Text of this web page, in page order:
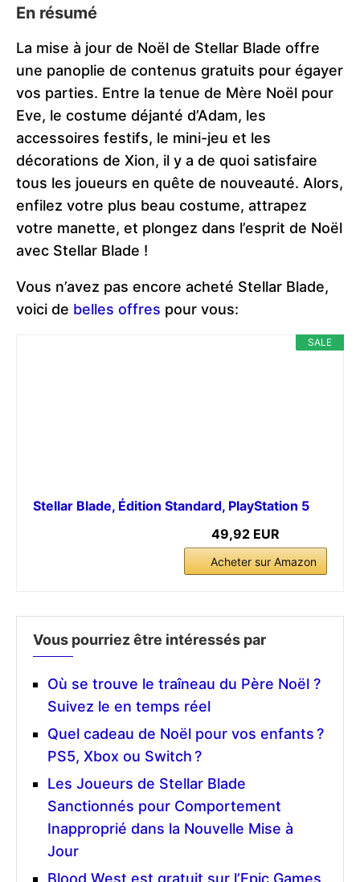
En résumé
La mise à jour de Noël de Stellar Blade offre
une panoplie de contenus gratuits pour égayer
vos parties. Entre la tenue de Mère Noël pour
Eve, le costume déjanté d’Adam, les
accessoires festifs, le mini-jeu et les
décorations de Xion, il y a de quoi satisfaire
tous les joueurs en quête de nouveauté. Alors,
enfilez votre plus beau costume, attrapez
votre manette, et plongez dans l’esprit de Noël
avec Stellar Blade !
Vous n’avez pas encore acheté Stellar Blade,
voici de belles offres pour vous:
SALE
Stellar Blade, Édition Standard, PlayStation 5
49,92 EUR
Acheter sur Amazon
Vous pourriez être intéressés par
Où se trouve le traîneau du Père Noël ?
Suivez le en temps réel
Quel cadeau de Noël pour vos enfants ?
PS5, Xbox ou Switch ?
Les Joueurs de Stellar Blade
Sanctionnés pour Comportement
Inapproprié dans la Nouvelle Mise à
Jour
Blood West est gratuit sur l’Epic Games